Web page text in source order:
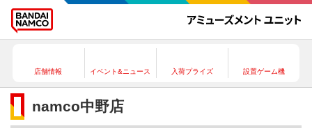
店舗情報 イベント&ニュース 入荷プライズ 設置ゲーム機
namco中野店